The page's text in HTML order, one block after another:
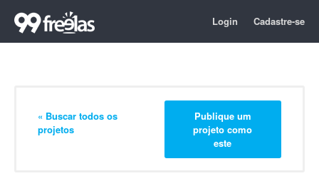
Login Cadastre-se
« Buscar todos os
projetos
Publique um
projeto como
este